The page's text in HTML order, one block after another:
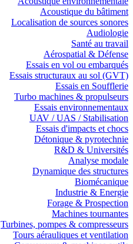
Acoustique du bâtiment
Localisation de sources sonores
Audiologie
Santé au travail
Aérospatial & Défense
Essais en vol ou embarqués
Essais structuraux au sol (GVT)
Essais en Soufflerie
Turbo machines & propulseurs
Essais environnementaux
UAV / UAS / Stabilisation
Essais d'impacts et chocs
Détonique & pyrotechnie
R&D & Universités
Analyse modale
Dynamique des structures
Biomécanique
Industrie & Energie
Forage & Prospection
Machines tournantes
Turbines, pompes & compresseurs
Tours aérauliques et ventilation